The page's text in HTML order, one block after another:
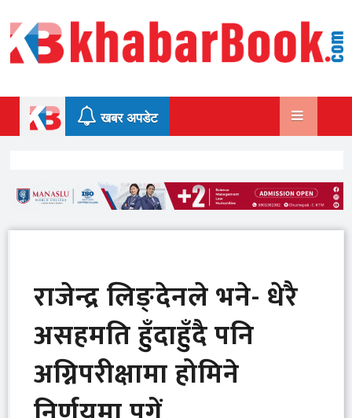
to
content
खबर अपडेट
राजेन्द्र लिङ्देनले भने- धेरै
असहमति हुँदाहुँदै पनि
अग्निपरीक्षामा होमिने